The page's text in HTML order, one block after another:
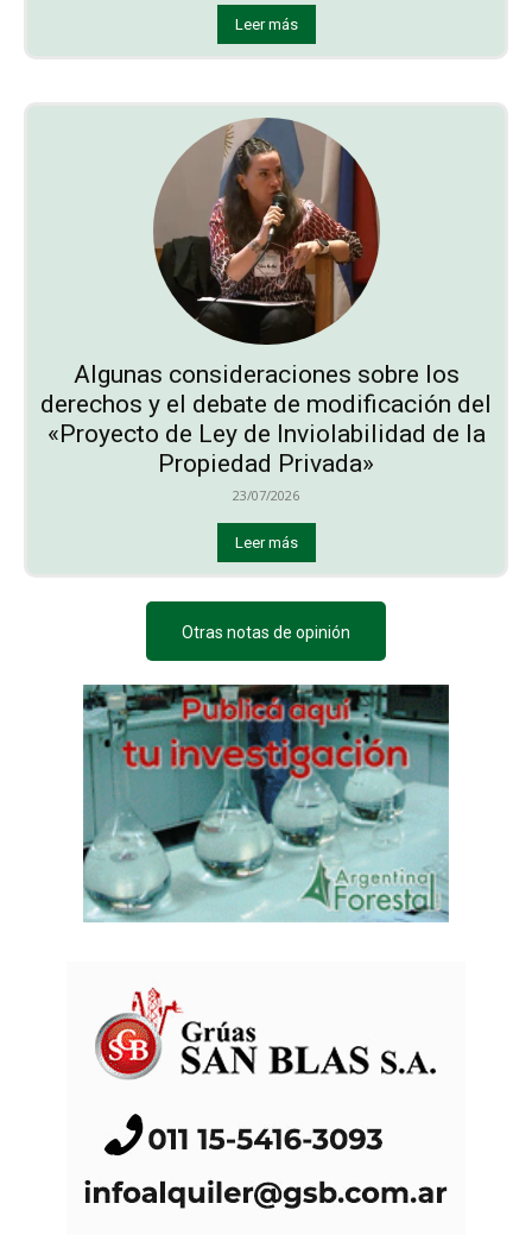
Leer más
Algunas consideraciones sobre los
derechos y el debate de modificación del
«Proyecto de Ley de Inviolabilidad de la
Propiedad Privada»
23/07/2026
Leer más
Otras notas de opinión